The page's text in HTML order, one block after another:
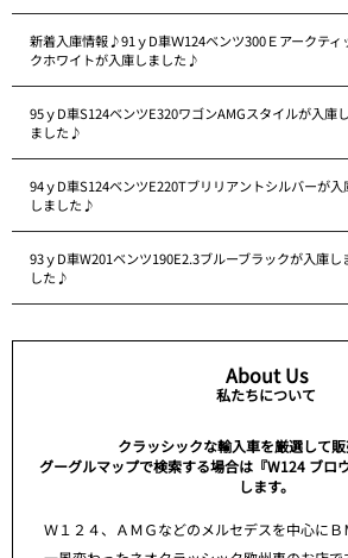
新着入庫情報♪91ｙD車Ｗ124ベンツ300Ｅアークティ
クホワイトが入庫しました♪
95ｙD車S124ベンツE320ワゴンAMGスタイルが入庫し
ました♪
94ｙD車S124ベンツE220Tブリリアントシルバーが入
しました♪
93ｙD車W201ベンツ190E2.3ブルーブラックが入庫し
した♪
About Us
私たちについて
クラッシックな輸入車を厳選して販
グーグルマップで検索する場合は『W124 ブロ
します。
Ｗ１２４、ＡＭＧなどのメルセデスを中心にＢ